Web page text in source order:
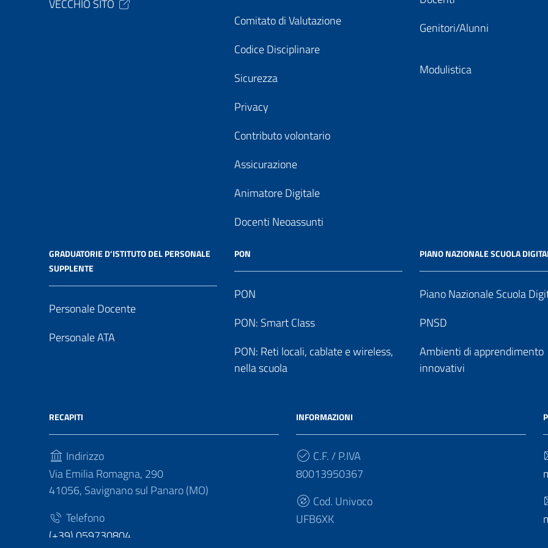
VECCHIO SITO
Comitato di Valutazione
Codice Disciplinare
Sicurezza
Privacy
Contributo volontario
Assicurazione
Animatore Digitale
Docenti Neoassunti
Genitori/Alunni
Modulistica
GRADUATORIE D’ISTITUTO DEL PERSONALE
SUPPLENTE
Personale Docente
Personale ATA
PON
PON
PON: Smart Class
PON: Reti locali, cablate e wireless,
nella scuola
PIANO NAZIONALE SCUOLA
Piano Nazionale Scuola
PNSD
Ambienti di apprendimento
innovativi
RECAPITI
Indirizzo
Via Emilia Romagna, 290
41056, Savignano sul Panaro (MO)
Telefono
(+39) 059730804
INFORMAZIONI
C.F. / P.IVA
80013950367
Cod. Univoco
UFB6XK